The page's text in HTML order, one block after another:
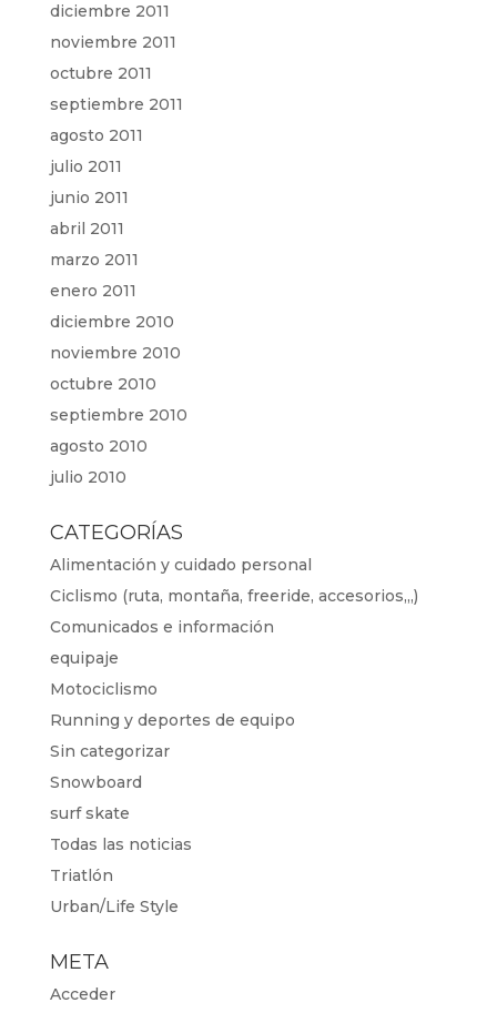
diciembre 2011
noviembre 2011
octubre 2011
septiembre 2011
agosto 2011
julio 2011
junio 2011
abril 2011
marzo 2011
enero 2011
diciembre 2010
noviembre 2010
octubre 2010
septiembre 2010
agosto 2010
julio 2010
CATEGORÍAS
Alimentación y cuidado personal
Ciclismo (ruta, montaña, freeride, accesorios,,,)
Comunicados e información
equipaje
Motociclismo
Running y deportes de equipo
Sin categorizar
Snowboard
surf skate
Todas las noticias
Triatlón
Urban/Life Style
META
Acceder